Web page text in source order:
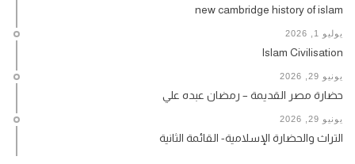
new cambridge history of islam
يوليو 1, 2026
Islam Civilisation
يونيو 29, 2026
حضارة مصر القديمة – رمضان عبده علي
يونيو 29, 2026
التراث والحضارة الإسلامية- القائمة الثانية